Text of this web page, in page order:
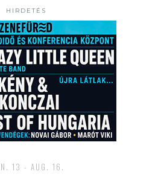
HIRDETÉS
13 - AUG. 16.